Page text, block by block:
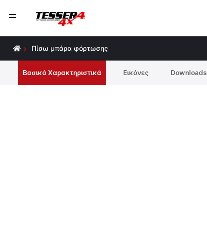
Πίσω μπάρα φόρτωσης
Βασικά Χαρακτηριστικά Εικόνες Downloads